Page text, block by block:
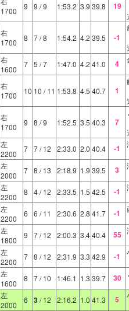
1700
9 9 / 9 1:53.2 3.9 39.8 19
右
1700
8 7/ 8 1:54.2 4.2 39.5 -1
右
1600
7 5 / 7 1:47.0 4.2 41.0 4
右
1700
10 10 / 11 1:53.8 4.5 40.7 1
右
1700
9 8 / 9 1:52.5 3.5 40.3 7
左
2200
7 7/ 12 2:33.0 2.0 40.4 -1
左
2000
7 8 / 13 2:18.9 1.9 39.5 3
左
2200
8 4/ 12 2:33.5 1.5 42.5 -1
左
2200
6 6 / 11 2:30.6 2.8 41.7 -1
左
1800
9 7/ 12 2:00.3 3.440.4 55
左
2200
7 8 / 12 2:31.9 3.3 42.9 -1
左
1600
8 7/ 10 1:46.1 1.3 39.7 30
左
2000
6 3/ 12 2:16.2 1.0 41.3 5